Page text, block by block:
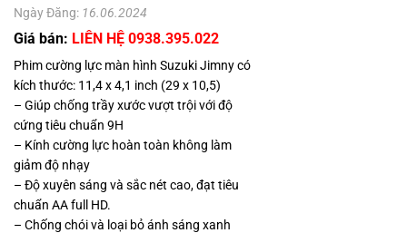
Ngày Đăng: 16.06.2024
Giá bán: LIÊN HỆ 0938.395.022
Phim cường lực màn hình Suzuki Jimny có
kích thước: 11,4 x 4,1 inch (29 x 10,5)
– Giúp chống trầy xước vượt trội với độ
cứng tiêu chuẩn 9H
– Kính cường lực hoàn toàn không làm
giảm độ nhạy
– Độ xuyên sáng và sắc nét cao, đạt tiêu
chuẩn AA full HD.
– Chống chói và loại bỏ ánh sáng xanh